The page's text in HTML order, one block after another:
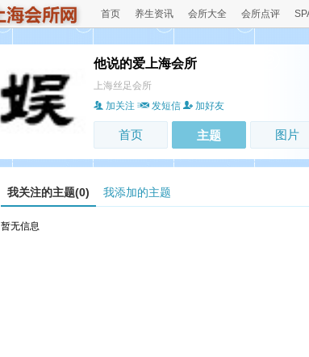
首页 养生资讯 会所大全 会所点评
他说的爱上海会所
上海丝足会所
加关注
发短信 加好友
首页 主题 图片
我关注的主题(0) 我添加的主题
暂无信息